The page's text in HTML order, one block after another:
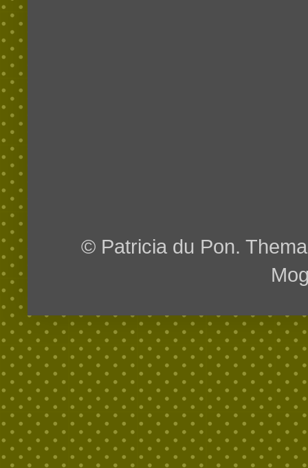
© Patricia du Pon.